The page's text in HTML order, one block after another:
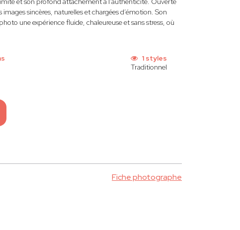
sincères, naturelles et chargées d’émotion. Son
une expérience fluide, chaleureuse et sans stress, où
1 styles
Traditionnel
Fiche photographe